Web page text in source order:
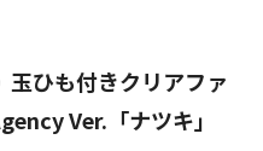
ひも付きクリアファ
Ver.「ナツキ」